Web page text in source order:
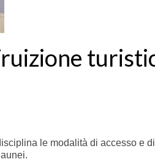
le modalità di accesso e